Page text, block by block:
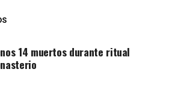
14 muertos durante ritual